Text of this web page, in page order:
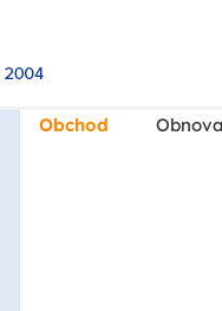
Obchod